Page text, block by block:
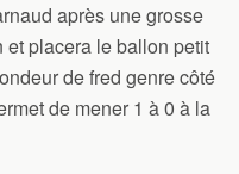
après une grosse
placera le ballon petit
de fred genre côté
de mener 1 à 0 à la